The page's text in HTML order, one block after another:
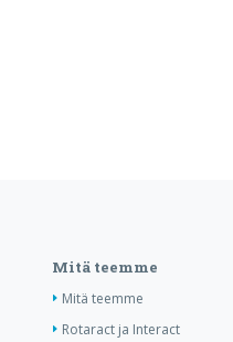
Mitä teemme
Mitä teemme
Rotaract ja Interact